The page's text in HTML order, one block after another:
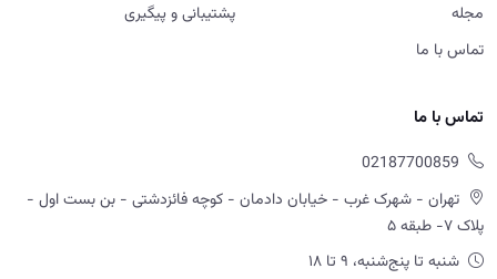
مجله
تماس با ما
پشتیبانی و پیگیری
تماس با ما
02187700859
تهران - شهرک غرب - خیابان دادمان - کوچه فائزدشتی - بن بست اول -
پلاک ۷- طبقه ۵
شنبه تا پنج‌شنبه، ۹ تا ۱۸